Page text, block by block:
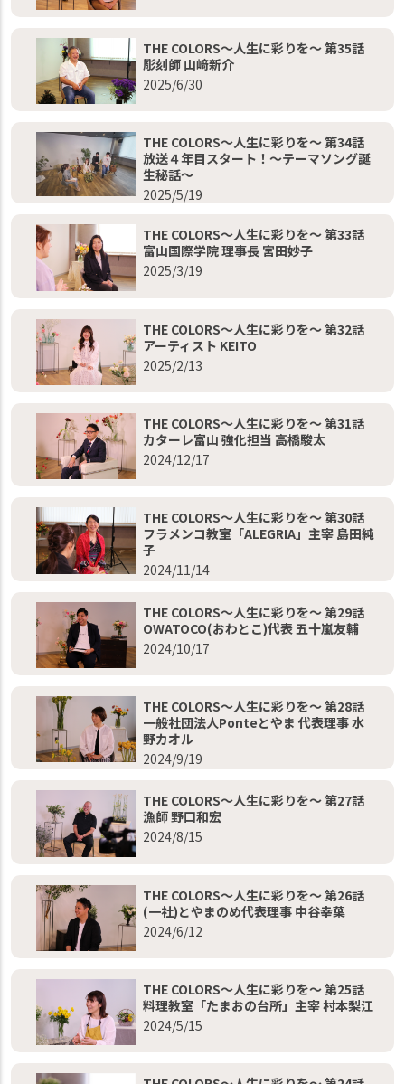
THE COLORS～人生に彩りを～ 第35話
彫刻師 山﨑新介
2025/6/30
THE COLORS～人生に彩りを～ 第34話
放送４年目スタート！～テーマソング誕
生秘話～
2025/5/19
THE COLORS～人生に彩りを～ 第33話
富山国際学院 理事長 宮田妙子
2025/3/19
THE COLORS～人生に彩りを～ 第32話
アーティスト KEITO
2025/2/13
THE COLORS～人生に彩りを～ 第31話
カターレ富山 強化担当 高橋駿太
2024/12/17
THE COLORS～人生に彩りを～ 第30話
フラメンコ教室「ALEGRIA」主宰 島田純
子
2024/11/14
THE COLORS～人生に彩りを～ 第29話
OWATOCO(おわとこ)代表 五十嵐友輔
2024/10/17
THE COLORS～人生に彩りを～ 第28話
一般社団法人Ponteとやま 代表理事 水
野カオル
2024/9/19
THE COLORS～人生に彩りを～ 第27話
漁師 野口和宏
2024/8/15
THE COLORS～人生に彩りを～ 第26話
(一社)とやまのめ代表理事 中谷幸葉
2024/6/12
THE COLORS～人生に彩りを～ 第25話
料理教室「たまおの台所」主宰 村本梨江
2024/5/15